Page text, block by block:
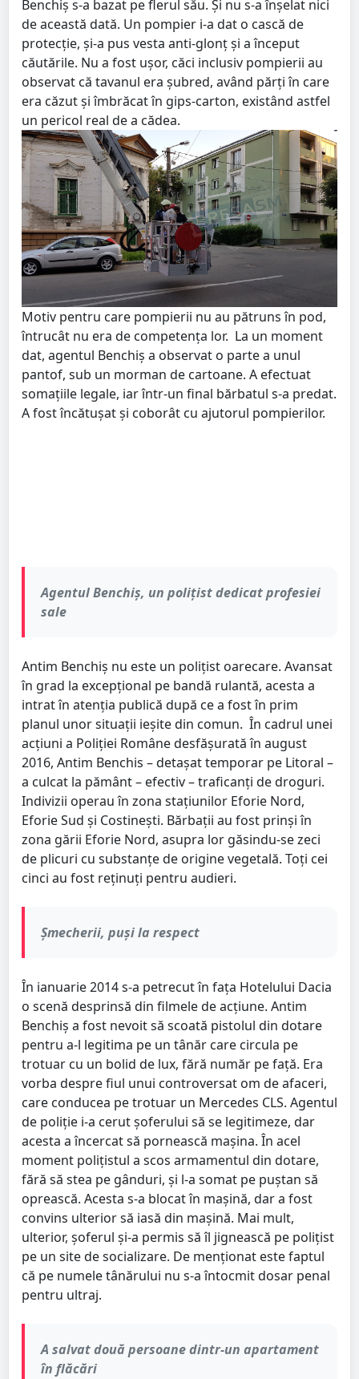
Benchiș s-a bazat pe flerul său. Și nu s-a înșelat nici
de această dată. Un pompier i-a dat o cască de
protecție, și-a pus vesta anti-glonț și a început
căutările. Nu a fost ușor, căci inclusiv pompierii au
observat că tavanul era șubred, având părți în care
era căzut și îmbrăcat în gips-carton, existând astfel
un pericol real de a cădea.
Motiv pentru care pompierii nu au pătruns în pod,
întrucât nu era de competența lor. La un moment
dat, agentul Benchiș a observat o parte a unul
pantof, sub un morman de cartoane. A efectuat
somațiile legale, iar într-un final bărbatul s-a predat.
A fost încătușat și coborât cu ajutorul pompierilor.
Agentul Benchiș, un polițist dedicat profesiei
sale
Antim Benchiș nu este un polițist oarecare. Avansat
în grad la excepțional pe bandă rulantă, acesta a
intrat în atenția publică după ce a fost în prim
planul unor situații ieșite din comun. În cadrul unei
acțiuni a Poliției Române desfășurată în august
2016, Antim Benchis – detașat temporar pe Litoral –
a culcat la pământ – efectiv – traficanți de droguri.
Indivizii operau în zona staţiunilor Eforie Nord,
Eforie Sud şi Costineşti. Bărbaţii au fost prinşi în
zona gării Eforie Nord, asupra lor găsindu-se zeci
de plicuri cu substanţe de origine vegetală. Toţi cei
cinci au fost reţinuţi pentru audieri.
Șmecherii, puși la respect
În ianuarie 2014 s-a petrecut în fața Hotelului Dacia
o scenă desprinsă din filmele de acţiune. Antim
Benchiș a fost nevoit să scoată pistolul din dotare
pentru a-l legitima pe un tânăr care circula pe
trotuar cu un bolid de lux, fără număr pe faţă. Era
vorba despre fiul unui controversat om de afaceri,
care conducea pe trotuar un Mercedes CLS. Agentul
de poliţie i-a cerut șoferului să se legitimeze, dar
acesta a încercat să pornească mașina. În acel
moment poliţistul a scos armamentul din dotare,
fără să stea pe gânduri, și l-a somat pe puștan să
oprească. Acesta s-a blocat în mașină, dar a fost
convins ulterior să iasă din mașină. Mai mult,
ulterior, șoferul și-a permis să îl jignească pe polițist
pe un site de socializare. De menţionat este faptul
că pe numele tânărului nu s-a întocmit dosar penal
pentru ultraj.
A salvat două persoane dintr-un apartament
în flăcări